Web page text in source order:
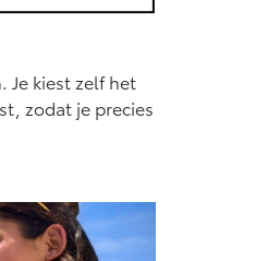
Je kiest zelf het
zodat je precies